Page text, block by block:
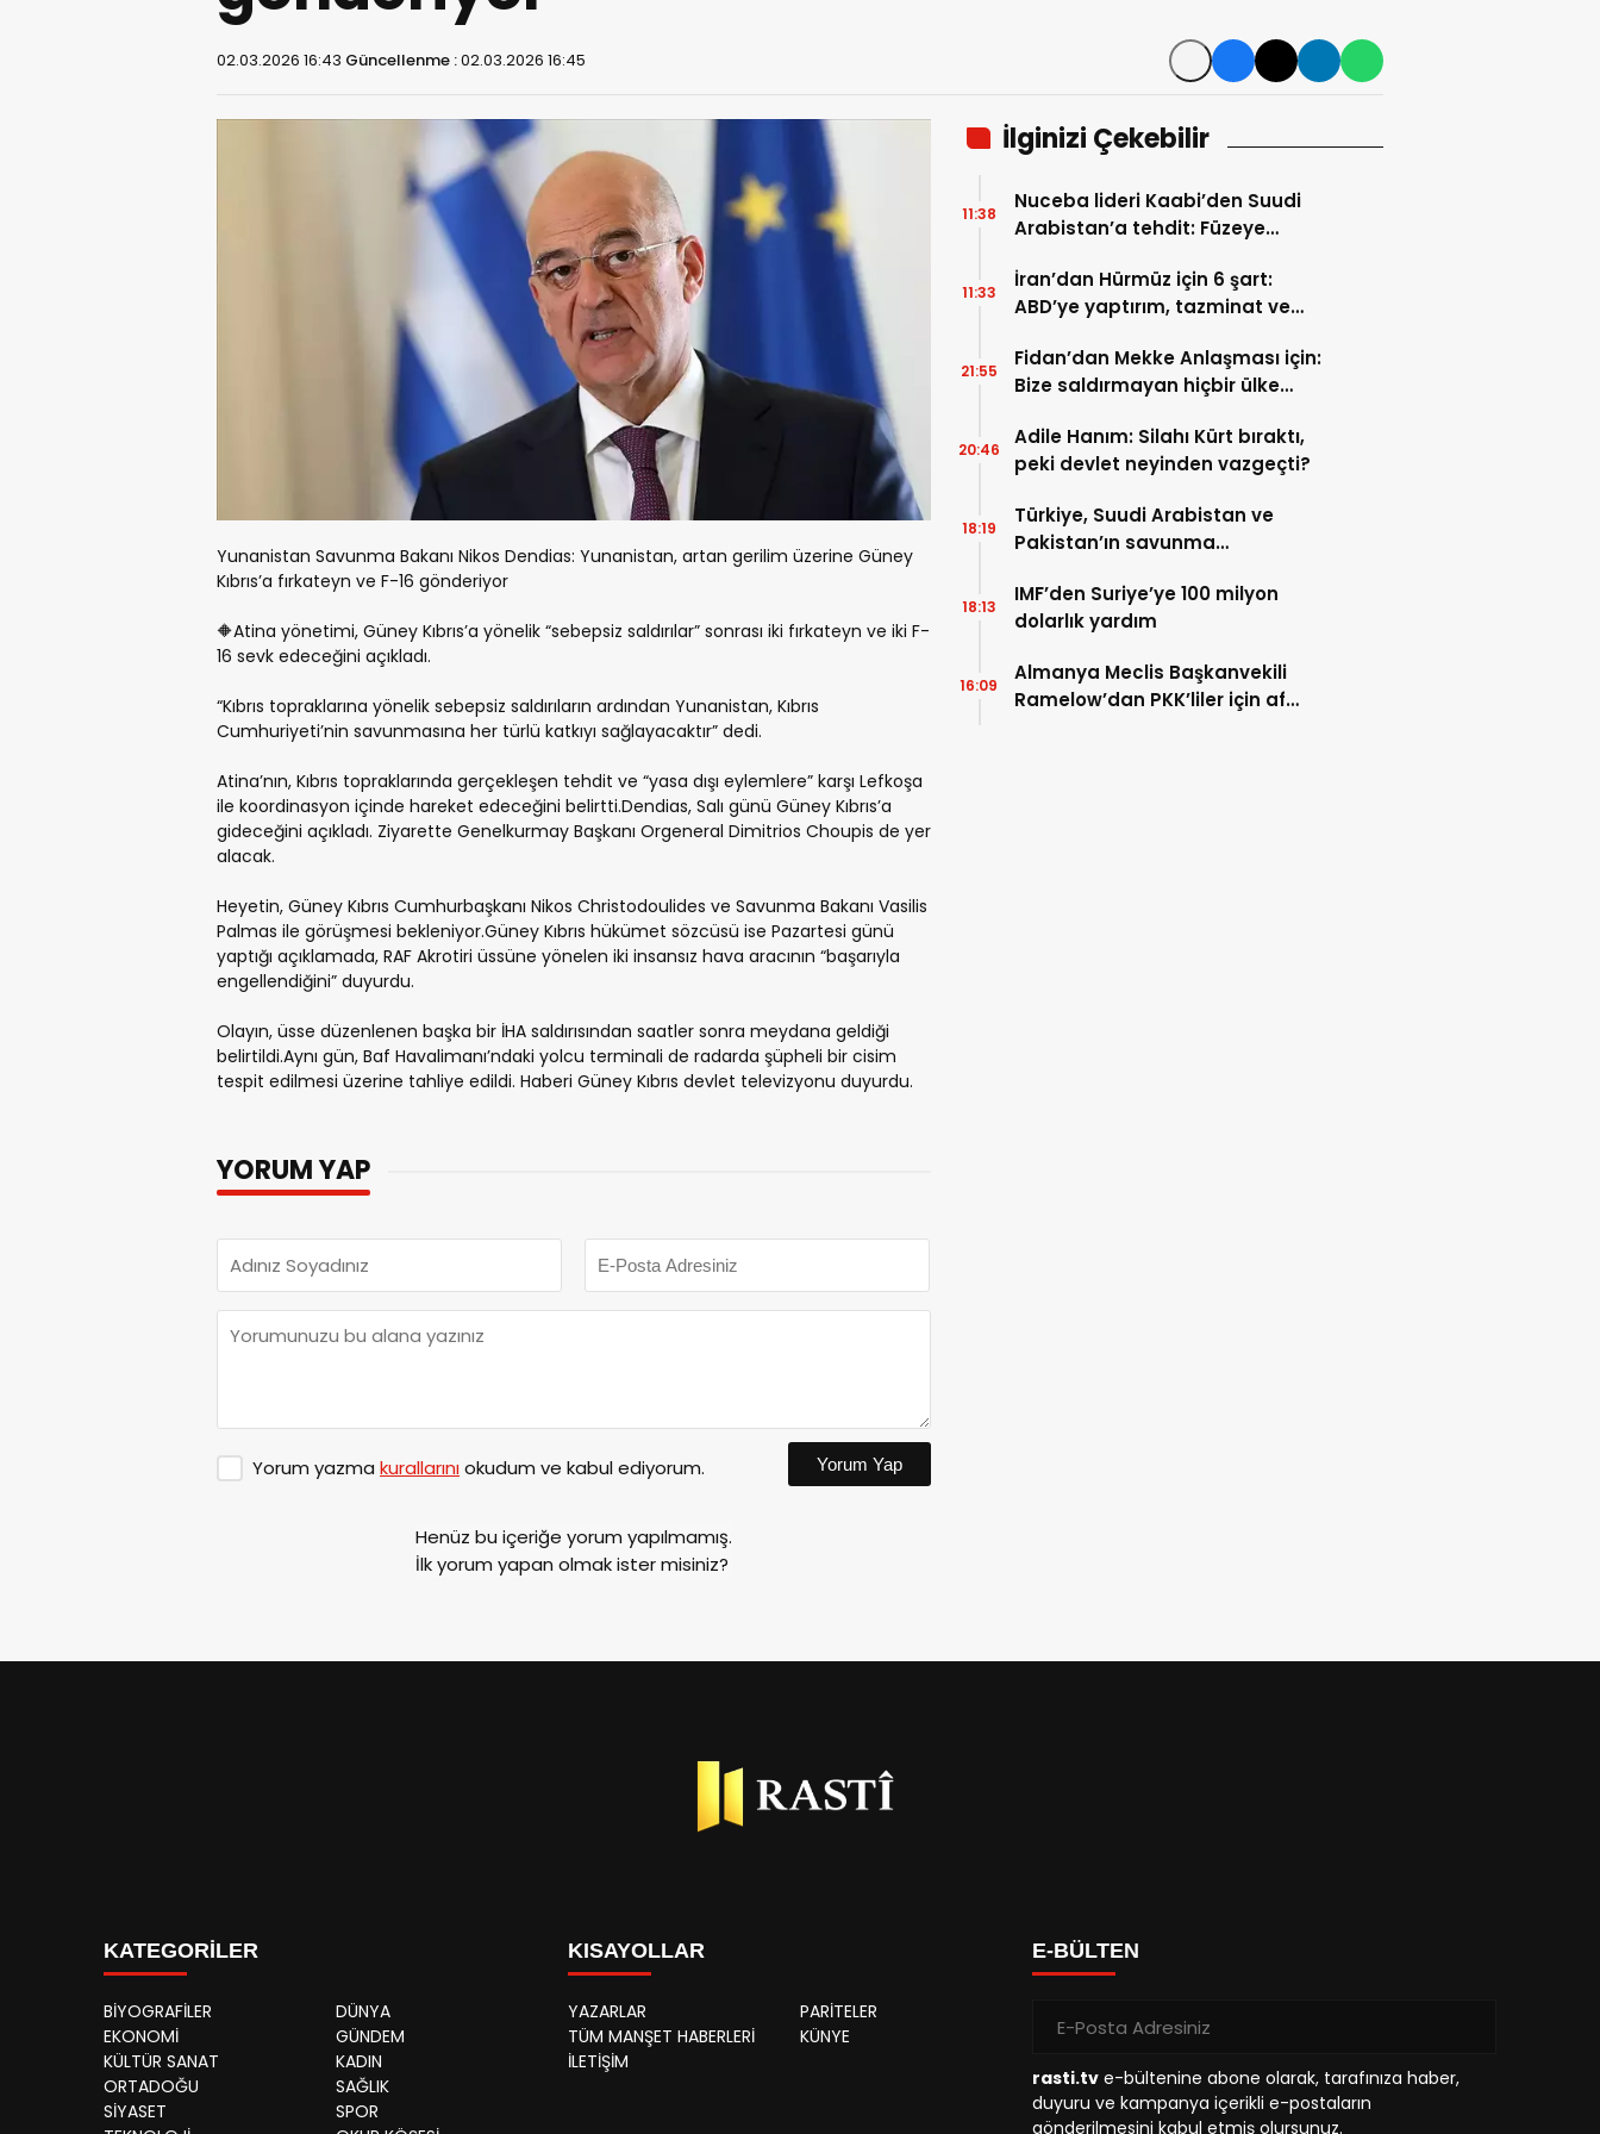
02.03.2026 16:43 Güncellenme :02.03.2026 16:45
Yunanistan Savunma Bakanı Nikos Dendias: Yunanistan, artan gerilim üzerine Güney
Kıbrıs’a fırkateyn ve F-16 gönderiyor
🔶Atina yönetimi, Güney Kıbrıs’a yönelik “sebepsiz saldırılar” sonrası iki fırkateyn ve iki F-
16 sevk edeceğini açıkladı.
“Kıbrıs topraklarına yönelik sebepsiz saldırıların ardından Yunanistan, Kıbrıs
Cumhuriyeti’nin savunmasına her türlü katkıyı sağlayacaktır” dedi.
Atina’nın, Kıbrıs topraklarında gerçekleşen tehdit ve “yasa dışı eylemlere” karşı Lefkoşa
ile koordinasyon içinde hareket edeceğini belirtti.Dendias, Salı günü Güney Kıbrıs’a
gideceğini açıkladı. Ziyarette Genelkurmay Başkanı Orgeneral Dimitrios Choupis de yer
alacak.
Heyetin, Güney Kıbrıs Cumhurbaşkanı Nikos Christodoulides ve Savunma Bakanı Vasilis
Palmas ile görüşmesi bekleniyor.Güney Kıbrıs hükümet sözcüsü ise Pazartesi günü
yaptığı açıklamada, RAF Akrotiri üssüne yönelen iki insansız hava aracının “başarıyla
engellendiğini” duyurdu.
Olayın, üsse düzenlenen başka bir İHA saldırısından saatler sonra meydana geldiği
belirtildi.Aynı gün, Baf Havalimanı’ndaki yolcu terminali de radarda şüpheli bir cisim
tespit edilmesi üzerine tahliye edildi. Haberi Güney Kıbrıs devlet televizyonu duyurdu.
YORUM YAP
Yorum yazma kurallarınıokudum ve kabul ediyorum. Yorum Yap
Henüz bu içeriğe yorum yapılmamış.
İlk yorum yapan olmak ister misiniz?
İlginizi Çekebilir
Nuceba lideri Kaabi’den Suudi
Arabistan’a tehdit: Füzeye
11:38
İran’dan Hürmüz için 6 şart:
ABD’ye yaptırım, tazminat ve
11:33
Fidan’dan Mekke Anlaşması için:
Bize saldırmayan hiçbir ülke
21:55
Adile Hanım: Silahı Kürt bıraktı,
peki devlet neyinden vazgeçti?
20:46
Türkiye, Suudi Arabistan ve
Pakistan’ın savunma
18:19
IMF’den Suriye’ye 100 milyon
dolarlık yardım
18:13
Almanya Meclis Başkanvekili
Ramelow’dan PKK’liler için af
16:09
KATEGORİLER
BİYOGRAFİLER
DÜNYA
EKONOMİ
GÜNDEM
KÜLTÜR SANAT
KADIN
ORTADOĞU
SAĞLIK
SİYASET
SPOR
KISAYOLLAR
YAZARLAR
PARİTELER
TÜM MANŞET HABERLERİ
KÜNYE
İLETİŞİM
E-BÜLTEN
rasti.tv e-bültenine abone olarak, tarafınıza haber,
duyuru ve kampanya içerikli e-postaların
gönderilmesini kabul etmiş olursunuz.